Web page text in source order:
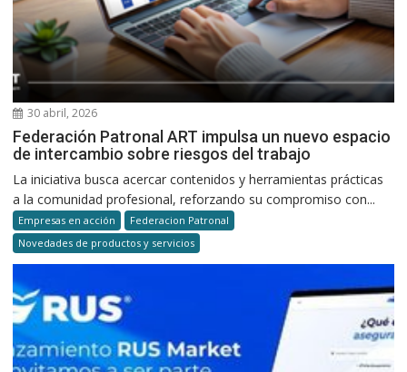
30 abril, 2026
Federación Patronal ART impulsa un nuevo espacio
de intercambio sobre riesgos del trabajo
La iniciativa busca acercar contenidos y herramientas prácticas
a la comunidad profesional, reforzando su compromiso con...
Empresas en acción
Federacion Patronal
Novedades de productos y servicios